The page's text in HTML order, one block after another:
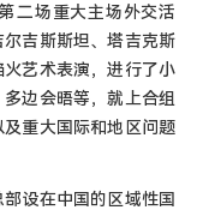
二场重大主场外交活
吉斯斯坦、塔吉克斯
艺术表演，进行了小
边会晤等，就上合组
重大国际和地区问题
设在中国的区域性国